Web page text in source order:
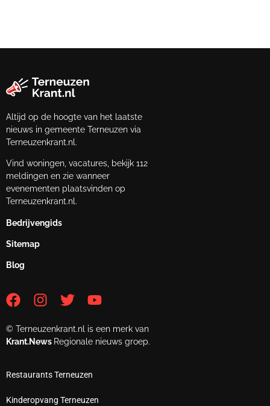
Altijd op de hoogte van het laatste
nieuws in gemeente Terneuzen via
Terneuzenkrant.nl.
Vind woningen, vacatures, bekijk 112
meldingen en zie wanneer
evenementen plaatsvinden op
Terneuzenkrant.nl.
Bedrijvengids
Sitemap
Blog
© Terneuzenkrant.nl is een merk van
Krant.News Regionale nieuws groep.
Restaurants Terneuzen
Kinderopvang Terneuzen